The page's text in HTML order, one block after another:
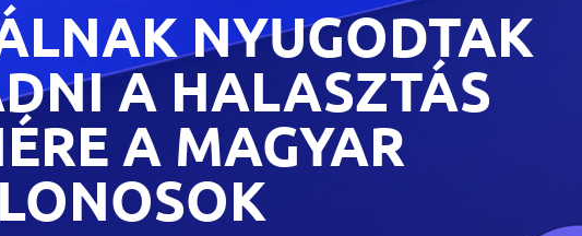
NYUGODTAK
A HALASZTÁS
A MAGYAR